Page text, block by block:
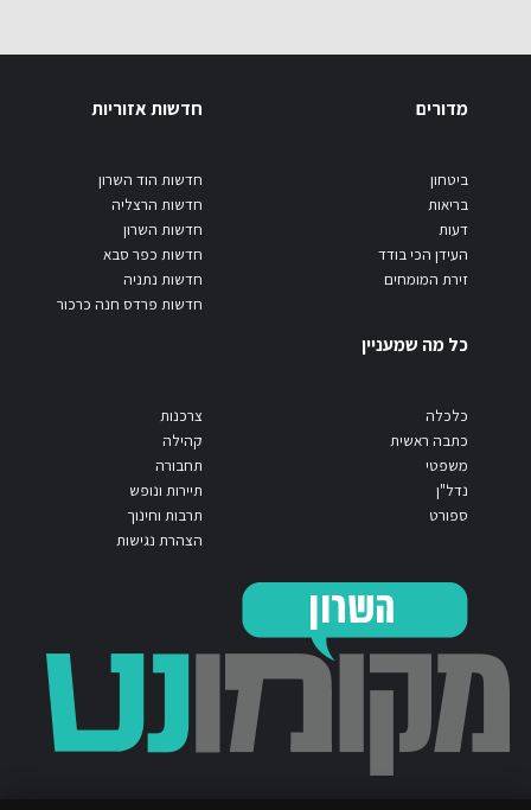
מדורים
ביטחון
בריאות
דעות
העידן הכי בודד
זירת המומחים
חדשות אזוריות
חדשות הוד השרון
חדשות הרצליה
חדשות השרון
חדשות כפר סבא
חדשות נתניה
חדשות פרדס חנה כרכור
כל מה שמעניין
כלכלה
כתבה ראשית
משפטי
נדל"ן
ספורט
צרכנות
קהילה
תחבורה
תיירות ונופש
תרבות וחינוך
הצהרת נגישות